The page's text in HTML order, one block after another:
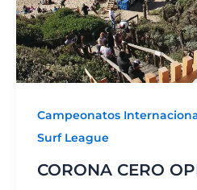
Campeonatos
Surf League
CORONA CERO